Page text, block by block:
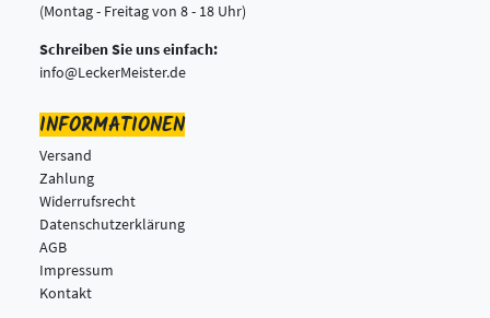
(Montag - Freitag von 8 - 18 Uhr)
Schreiben Sie uns einfach:
info@LeckerMeister.de
INFORMATIONEN
Versand
Zahlung
Widerrufsrecht
Datenschutzerklärung
AGB
Impressum
Kontakt